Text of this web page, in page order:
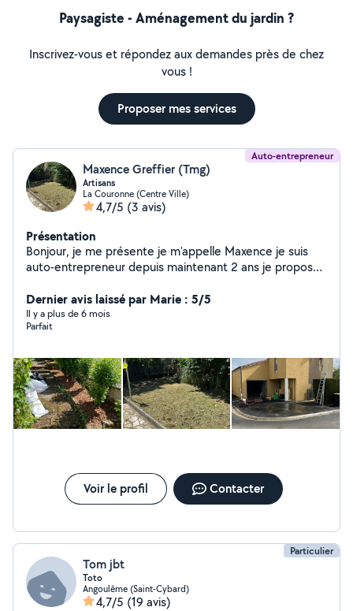
Paysagiste - Aménagement du jardin ?
Inscrivez-vous et répondez aux demandes près de chez
vous !
Proposer mes services
Auto-entrepreneur
Maxence Greffier (Tmg)
Artisans
La Couronne (Centre Ville)
4,7/5 (3 avis)
Présentation
Bonjour, je me présente je m'appelle Maxence je suis
auto-entrepreneur depuis maintenant 2 ans je propose
rénovation de bâtiment ou l'entretien.
Dernier avis laissé par Marie : 5/5
Il y a plus de 6 mois
Parfait
Voir le profil Contacter
Particulier
Tom jbt
Toto
Angoulême (Saint-Cybard)
4,7/5 (19 avis)